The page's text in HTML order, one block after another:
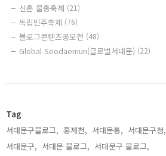
신촌 물총축제 (21)
독립민주축제 (76)
블로그콘텐츠공모전 (48)
Global Seodaemun(글로벌서대문) (22)
Tag
서대문구블로그, 홍제천, 서대문통, 서대문구청,
서대문구, 서대문 블로그, 서대문구 블로그,